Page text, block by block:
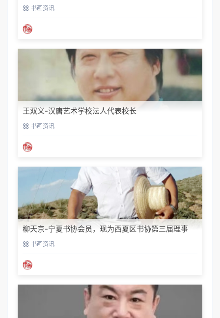
书画资讯
王双义-汉唐艺术学校法人代表校长
书画资讯
柳天京-宁夏书协会员，现为西夏区书协第三届理事
书画资讯